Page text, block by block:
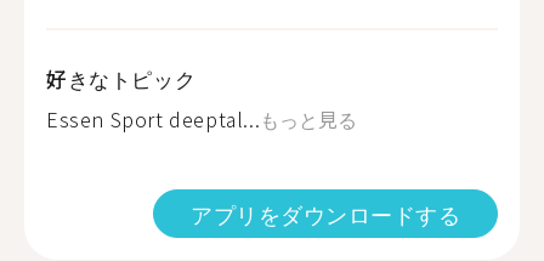
好きなトピック
Essen Sport deeptal...もっと見る
アプリをダウンロードする